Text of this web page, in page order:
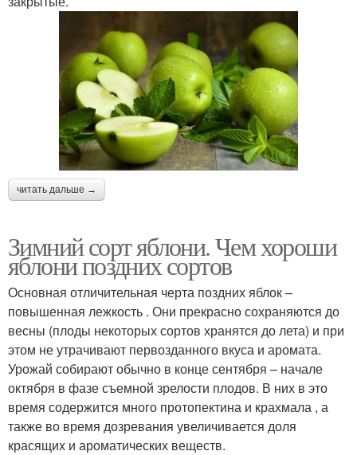
читать дальше →
Зимний сорт яблони. Чем хороши
яблони поздних сортов
Основная отличительная черта поздних яблок –
повышенная лежкость . Они прекрасно сохраняются до
весны (плоды некоторых сортов хранятся до лета) и при
этом не утрачивают первозданного вкуса и аромата.
Урожай собирают обычно в конце сентября – начале
октября в фазе съемной зрелости плодов. В них в это
время содержится много протопектина и крахмала , а
также во время дозревания увеличивается доля
красящих и ароматических веществ.